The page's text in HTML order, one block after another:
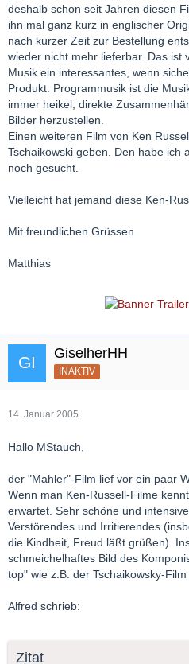
deshalb schon seit Jahren diesen
ihn mal ganz kurz in englischer
nach kurzer Zeit zur Bestellung
wieder nicht mehr lieferbar. Das ist
Musik ein interessantes, wenn
Produkt. Programmusik ist die
immer heikel, direkte
Bilder herzustellen.
Einen weiteren Film von Ken
Tschaikowski geben. Den habe ich
noch gesucht.
Vielleicht hat jemand diese Ken-
Mit freundlichen Grüssen
Matthias
GiselherHH
INAKTIV
14. Januar 2005
Hallo MStauch,
der "Mahler"-Film lief vor ein paar
Wenn man Ken-Russell-Filme
erwartet. Sehr schöne und
Verstörendes und Irritierendes
die Kindheit, Freud läßt grüßen).
schmeichelhaftes Bild des
top" wie z.B. der Tschaikowsky-
Alfred schrieb:
Zitat